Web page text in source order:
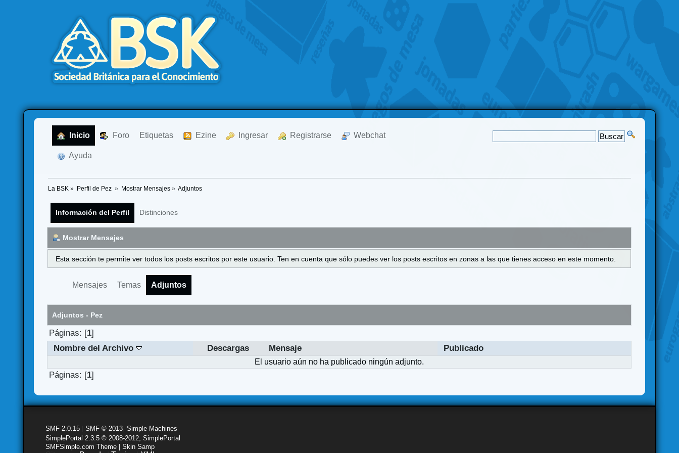
Inicio Foro Etiquetas Ezine Ingresar Registrarse Webchat
Ayuda
La BSK » Perfil de Pez » Mostrar Mensajes» Adjuntos
Información del Perfil Distinciones
Mostrar Mensajes
Esta sección te permite ver todos los posts escritos por este usuario. Ten en cuenta que sólo puedes ver los posts escritos en zonas a las que tienes acceso en este momento.
Mensajes Temas Adjuntos
Adjuntos - Pez
Páginas: [1]
Nombre del Archivo
Descargas Mensaje Publicado
El usuario aún no ha publicado ningún adjunto.
Páginas: [1]
SMF 2.0.15 |SMF © 2013 ,Simple Machines
SimplePortal 2.3.5 © 2008-2012, SimplePortal
SMFSimple.com Theme | Skin Samp